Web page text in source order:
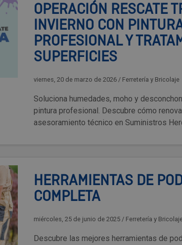
OPERACIÓN RESCATE
INVIERNO CON
PROFESIONAL Y
SUPERFICIES
viernes, 20 de marzo de 2026 / Ferretería y Bricolaje
Soluciona humedades, moho y
pintura profesional. Descubre cómo
asesoramiento técnico en Suministros
HERRAMIENTAS DE
COMPLETA
miércoles, 25 de junio de 2025 / Ferretería y
Descubre las mejores herramientas de